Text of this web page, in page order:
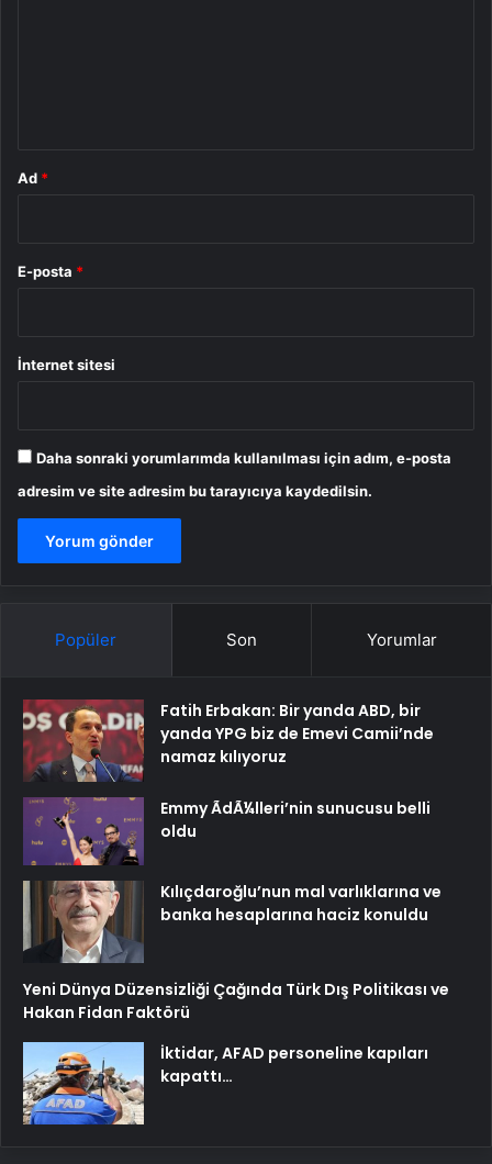
Ad *
E-posta *
İnternet sitesi
Daha sonraki yorumlarımda kullanılması için adım, e-posta
adresim ve site adresim bu tarayıcıya kaydedilsin.
Popüler Son Yorumlar
Fatih Erbakan: Bir yanda ABD, bir
yanda YPG biz de Emevi Camii’nde
namaz kılıyoruz
Emmy ÃdÃ¼lleri’nin sunucusu belli
oldu
Kılıçdaroğlu’nun mal varlıklarına ve
banka hesaplarına haciz konuldu
Yeni Dünya Düzensizliği Çağında Türk Dış Politikası ve
Hakan Fidan Faktörü
İktidar, AFAD personeline kapıları
kapattı…